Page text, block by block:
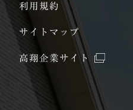
利用規約
サイトマップ
高翔企業サイト